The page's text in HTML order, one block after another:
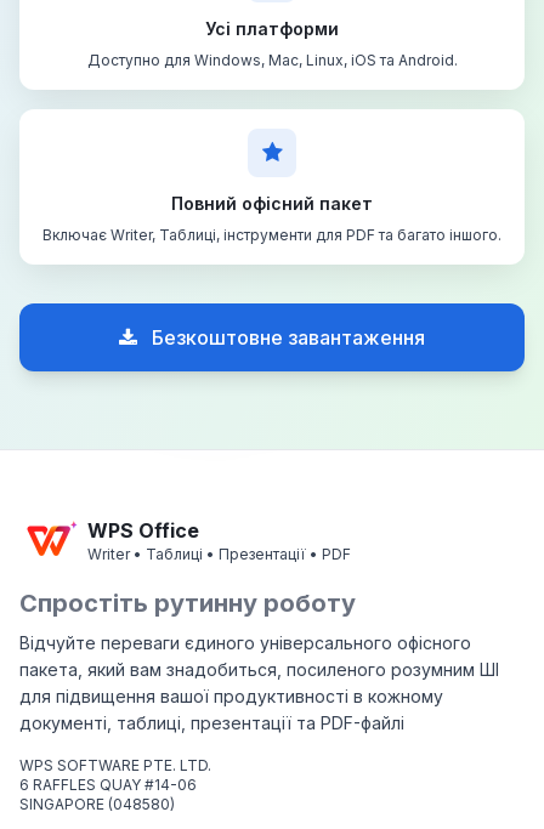
Усі платформи
Доступно для Windows, Mac, Linux, iOS та Android.
Повний офісний пакет
Включає Writer, Таблиці, інструменти для PDF та багато іншого.
Безкоштовне завантаження
WPS Office
Writer • Таблиці • Презентації • PDF
Спростіть рутинну роботу
Відчуйте переваги єдиного універсального офісного
пакета, який вам знадобиться, посиленого розумним ШІ
для підвищення вашої продуктивності в кожному
документі, таблиці, презентації та PDF-файлі
WPS SOFTWARE PTE. LTD.
6 RAFFLES QUAY #14-06
SINGAPORE (048580)